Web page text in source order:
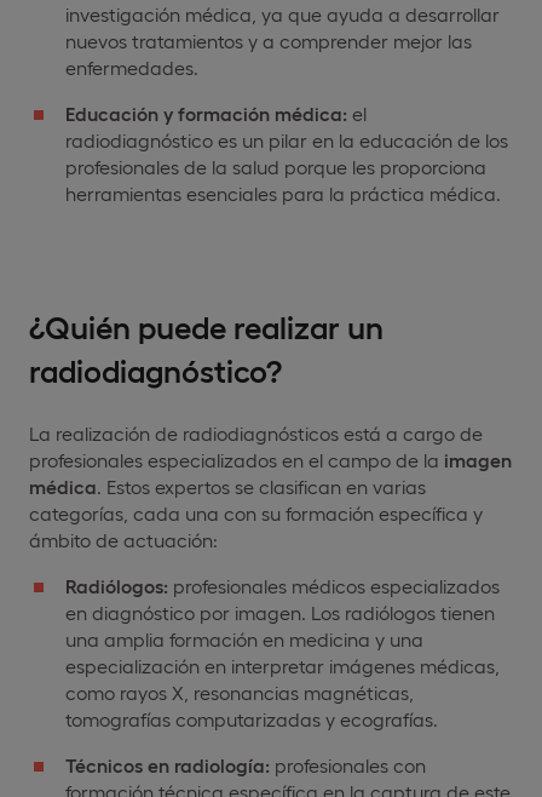
investigación médica, ya que ayuda a desarrollar
nuevos tratamientos y a comprender mejor las
enfermedades.
Educación y formación médica: el
radiodiagnóstico es un pilar en la educación de los
profesionales de la salud porque les proporciona
herramientas esenciales para la práctica médica.
¿Quién puede realizar un
radiodiagnóstico?
La realización de radiodiagnósticos está a cargo de
profesionales especializados en el campo de la imagen
médica . Estos expertos se clasifican en varias
categorías, cada una con su formación específica y
ámbito de actuación:
Radiólogos: profesionales médicos especializados
en diagnóstico por imagen. Los radiólogos tienen
una amplia formación en medicina y una
especialización en interpretar imágenes médicas,
como rayos X, resonancias magnéticas,
tomografías computarizadas y ecografías.
Técnicos en radiología: profesionales con
formación técnica específica en la captura de este